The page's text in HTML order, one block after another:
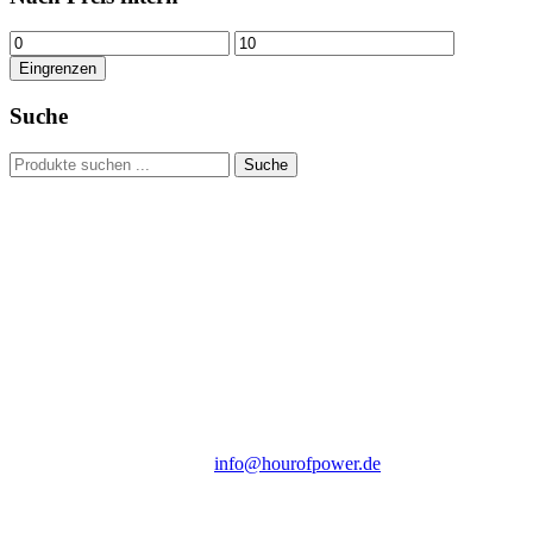
Min.
Preis
Max.
Preis
Eingrenzen
Suche
Suchen
nach:
Suche
info@hourofpower.de